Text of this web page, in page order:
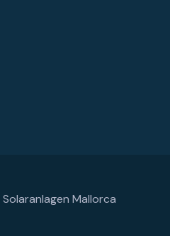
Solaranlagen Mallorca